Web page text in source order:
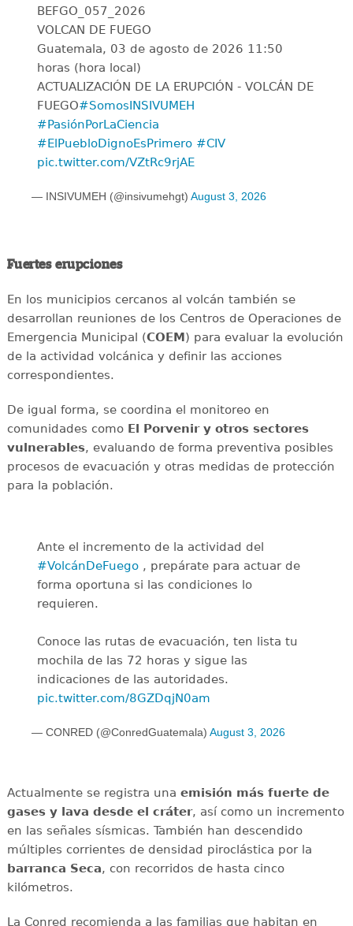
BEFGO_057_2026
VOLCAN DE FUEGO
Guatemala, 03 de agosto de 2026 11:50
horas (hora local)
ACTUALIZACIÓN DE LA ERUPCIÓN - VOLCÁN DE
FUEGO#SomosINSIVUMEH
#PasiónPorLaCiencia
#ElPuebloDignoEsPrimero #CIV
pic.twitter.com/VZtRc9rjAE
— INSIVUMEH (@insivumehgt) August 3, 2026
Fuertes erupciones
En los municipios cercanos al volcán también se
desarrollan reuniones de los Centros de Operaciones de
Emergencia Municipal (COEM) para evaluar la evolución
de la actividad volcánica y definir las acciones
correspondientes.
De igual forma, se coordina el monitoreo en
comunidades como El Porvenir y otros sectores
vulnerables, evaluando de forma preventiva posibles
procesos de evacuación y otras medidas de protección
para la población.
Ante el incremento de la actividad del
#VolcánDeFuego , prepárate para actuar de
forma oportuna si las condiciones lo
requieren.
Conoce las rutas de evacuación, ten lista tu
mochila de las 72 horas y sigue las
indicaciones de las autoridades.
pic.twitter.com/8GZDqjN0am
— CONRED (@ConredGuatemala) August 3, 2026
Actualmente se registra una emisión más fuerte de
gases y lava desde el cráter, así como un incremento
en las señales sísmicas. También han descendido
múltiples corrientes de densidad piroclástica por la
barranca Seca, con recorridos de hasta cinco
kilómetros.
La Conred recomienda a las familias que habitan en